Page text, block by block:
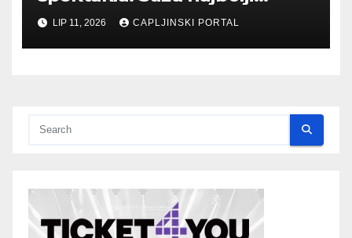
biciklisti Balkana
LIP 11, 2026 CAPLJINSKI PORTAL